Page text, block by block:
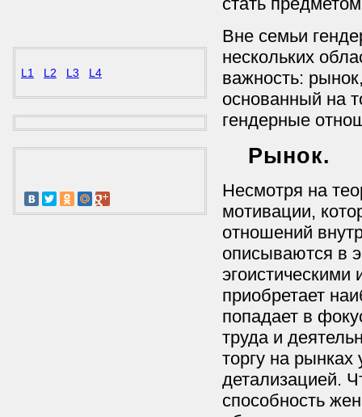
L1 L2 L3 L4
Вне семьи
нескольких
важность:
основанный на
гендерные
Рынок.
Несмотря на
мотивации,
отношений
описываются в
эгоистическими
приобретает
попадает в
труда и
торгу на рынках
детализацией.
способность